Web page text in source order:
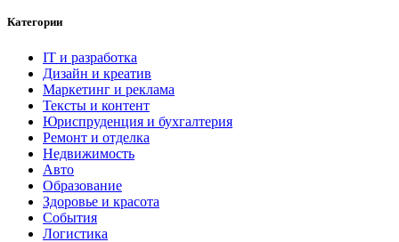
Категории
IT и разработка
Дизайн и креатив
Маркетинг и реклама
Тексты и контент
Юриспруденция и бухгалтерия
Ремонт и отделка
Недвижимость
Авто
Образование
Здоровье и красота
События
Логистика